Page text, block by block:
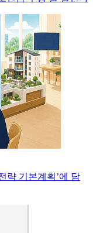
략 기본계획’에 담